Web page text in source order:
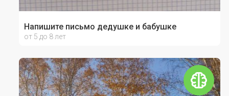
Напишите письмо дедушке и бабушке
от 5 до 8 лет